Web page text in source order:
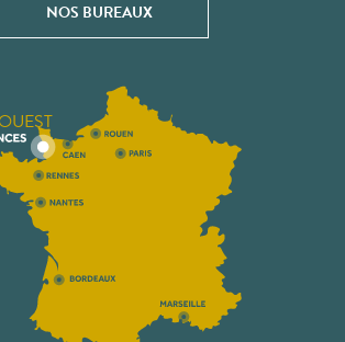
NOS BUREAUX